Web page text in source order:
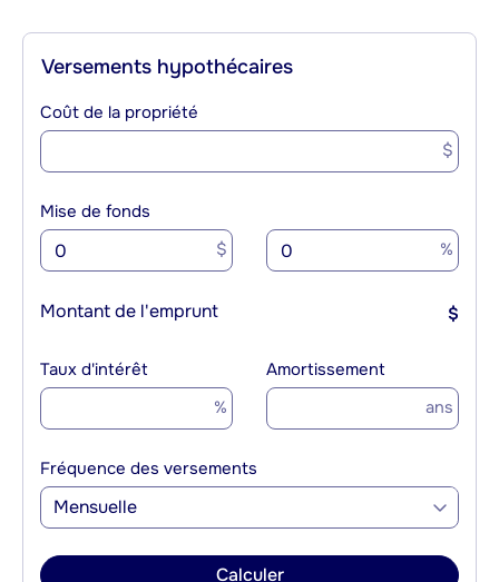
Versements hypothécaires
Coût de la propriété
$
Mise de fonds
$ %
Montant de l'emprunt $
Taux d'intérêt
%
Amortissement
ans
Fréquence des versements
Mensuelle
Calculer